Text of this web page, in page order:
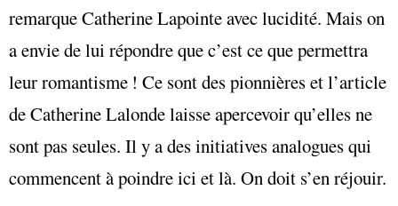
remarque Catherine Lapointe avec lucidité. Mais on
a envie de lui répondre que c’est ce que permettra
leur romantisme ! Ce sont des pionnières et l’article
de Catherine Lalonde laisse apercevoir qu’elles ne
sont pas seules. Il y a des initiatives analogues qui
commencent à poindre ici et là. On doit s’en réjouir.